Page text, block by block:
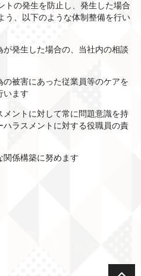
トの発生を防止し、発生した場合
う、以下のような体制整備を行い
発生した場合の、当社内の相談
被害にあった従業員等のケアを
います
ントに対して常に問題意識を持
ラスメントに対する役職員の責
関係構築に努めます